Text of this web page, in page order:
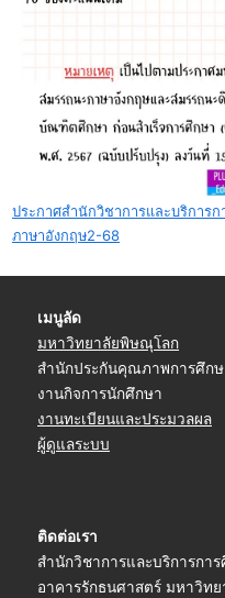
ประกาศสำนักวิชาการและบริการ
ภาษาอังกฤษ2-68
เมนูลัด
มหาวิทยาลัยพิษณุโลก
สำนักประกันคุณภาพการศึก
งานกิจการนักศึกษา
งานทะเบียนและประมวลผล
ผู้ดูแลระบบ
ติดต่อเรา
สำนักวิชาการและบริการกา
อาคารรักธนศาสตร์ มหาวิท